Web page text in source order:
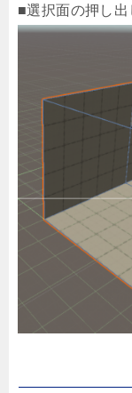
■選択面の押し出